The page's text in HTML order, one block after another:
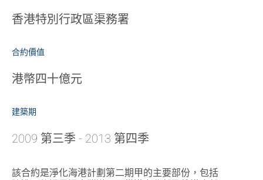
香港特別行政區渠務署
合約價值
港幣四十億元
建築期
2009 第三季 - 2013 第四季
該合約是淨化海港計劃第二期甲的主要部份，包括